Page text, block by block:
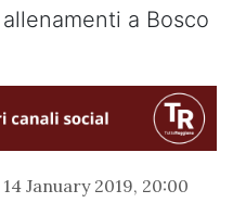
a Bosco
14 January 2019, 20:00